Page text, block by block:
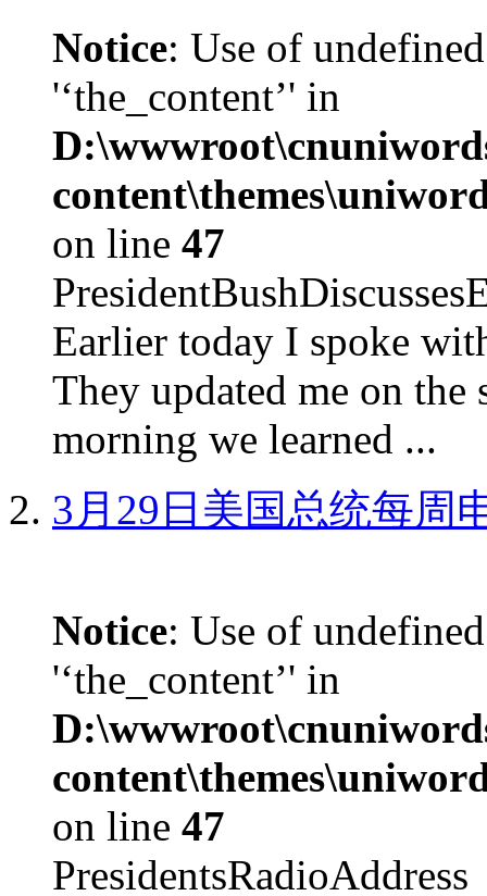
Notice: Use of
'‘the_content’' in
on line 47
Earlier today I spoke
They updated me on the
morning we learned ...
3月29日美国总统每周
Notice: Use of
'‘the_content’' in
on line 47